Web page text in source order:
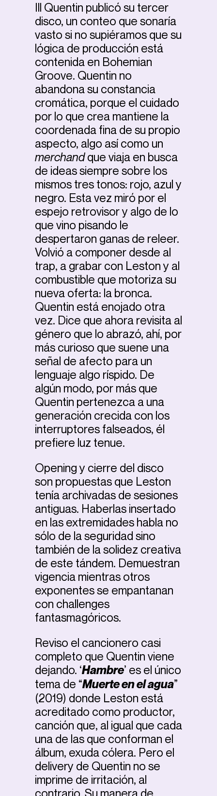
Ill Quentin publicó su tercer
disco, un conteo que sonaría
vasto si no supiéramos que su
lógica de producción está
contenida en Bohemian
Groove. Quentin no
abandona su constancia
cromática, porque el cuidado
por lo que crea mantiene la
coordenada fina de su propio
aspecto, algo así como un
merchandque viaja en busca
de ideas siempre sobre los
mismos tres tonos: rojo, azul y
negro. Esta vez miró por el
espejo retrovisor y algo de lo
que vino pisando le
despertaron ganas de releer.
Volvió a componer desde al
trap, a grabar con Leston y al
combustible que motoriza su
nueva oferta: la bronca.
Quentin está enojado otra
vez. Dice que ahora revisita al
género que lo abrazó, ahí, por
más curioso que suene una
señal de afecto para un
lenguaje algo ríspido. De
algún modo, por más que
Quentin pertenezca a una
generación crecida con los
interruptores falseados, él
prefiere luz tenue.
Opening y cierre del disco
son propuestas que Leston
tenía archivadas de sesiones
antiguas. Haberlas insertado
en las extremidades habla no
sólo de la seguridad sino
también de la solidez creativa
de este tándem. Demuestran
vigencia mientras otros
exponentes se empantanan
con challenges
fantasmagóricos.
Reviso el cancionero casi
completo que Quentin viene
dejando. ‘Hambre’ es el único
tema de “Muerte en el agua”
(2019) donde Leston está
acreditado como productor,
canción que, al igual que cada
una de las que conforman el
álbum, exuda cólera. Pero el
delivery de Quentin no se
imprime de irritación, al
contrario. Su manera de